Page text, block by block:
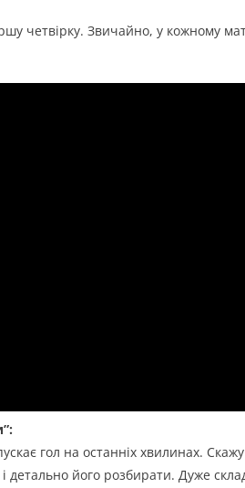
четвірку. Звичайно, у кожному
гол на останніх хвилинах.
його розбирати. Дуже